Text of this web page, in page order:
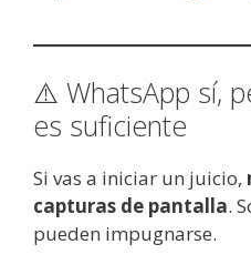
⚠️ WhatsApp sí,
es suficiente
Si vas a iniciar un juicio,
capturas de pantalla.
pueden impugnarse.